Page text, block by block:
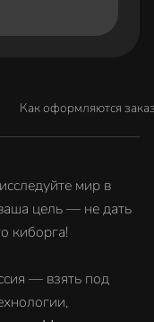
Как оформляются
мир в
цель — не дать
киборга!
— взять под